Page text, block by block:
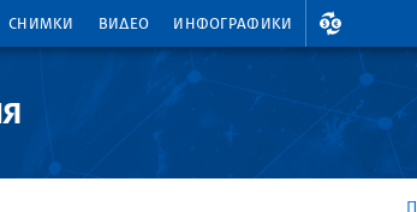
СНИМКИ ВИДЕО ИНФОГРАФИКИ
ВАЛУТНИ